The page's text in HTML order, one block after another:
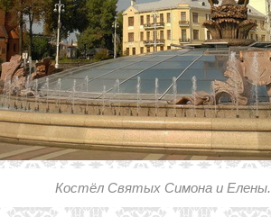
Костёл Святых Симона и Елены.